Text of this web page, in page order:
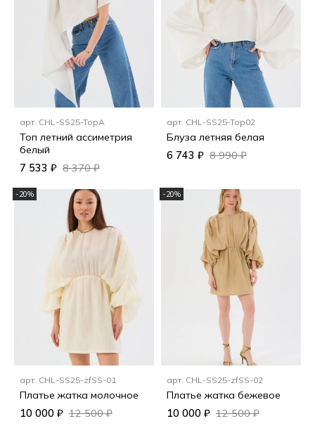
арт. CHL-SS25-TopA
Топ летний ассиметрия
белый
7 533 ₽ 8 370 ₽
арт. CHL-SS25-Top02
Блуза летняя белая
6 743 ₽ 8 990 ₽
-20%
арт. CHL-SS25-zfSS-01
Платье жатка молочное
10 000 ₽ 12 500 ₽
-20%
арт. CHL-SS25-zfSS-02
Платье жатка бежевое
10 000 ₽ 12 500 ₽